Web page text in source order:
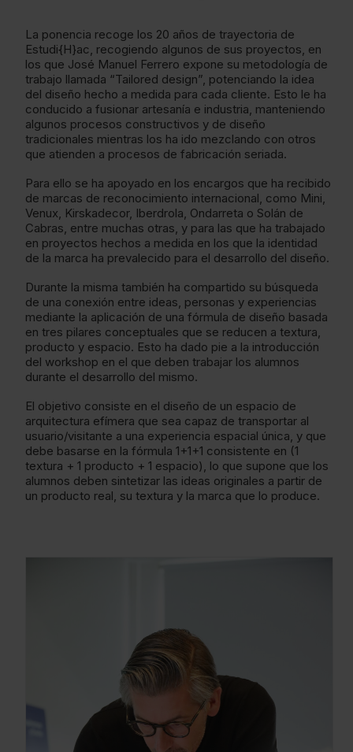
La ponencia recoge los 20 años de trayectoria de
Estudi{H}ac, recogiendo algunos de sus proyectos, en
los que José Manuel Ferrero expone su metodología de
trabajo llamada “Tailored design”, potenciando la idea
del diseño hecho a medida para cada cliente. Esto le ha
conducido a fusionar artesanía e industria, manteniendo
algunos procesos constructivos y de diseño
tradicionales mientras los ha ido mezclando con otros
que atienden a procesos de fabricación seriada.
Para ello se ha apoyado en los encargos que ha recibido
de marcas de reconocimiento internacional, como Mini,
Venux, Kirskadecor, Iberdrola, Ondarreta o Solán de
Cabras, entre muchas otras, y para las que ha trabajado
en proyectos hechos a medida en los que la identidad
de la marca ha prevalecido para el desarrollo del diseño.
Durante la misma también ha compartido su búsqueda
de una conexión entre ideas, personas y experiencias
mediante la aplicación de una fórmula de diseño basada
en tres pilares conceptuales que se reducen a textura,
producto y espacio. Esto ha dado pie a la introducción
del workshop en el que deben trabajar los alumnos
durante el desarrollo del mismo.
El objetivo consiste en el diseño de un espacio de
arquitectura efímera que sea capaz de transportar al
usuario/visitante a una experiencia espacial única, y que
debe basarse en la fórmula 1+1+1 consistente en (1
textura + 1 producto + 1 espacio), lo que supone que los
alumnos deben sintetizar las ideas originales a partir de
un producto real, su textura y la marca que lo produce.